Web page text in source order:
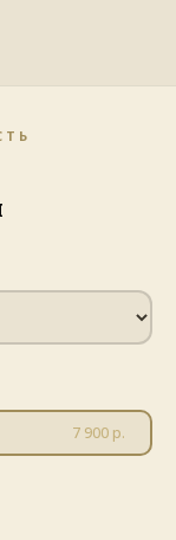
7 900 р.